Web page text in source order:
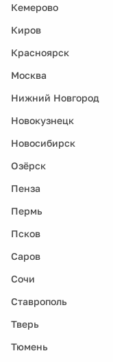
Кемерово
Киров
Красноярск
Москва
Нижний Новгород
Новокузнецк
Новосибирск
Озёрск
Пенза
Пермь
Псков
Саров
Сочи
Ставрополь
Тверь
Тюмень